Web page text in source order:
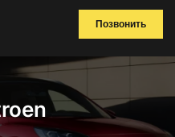
Позвонить